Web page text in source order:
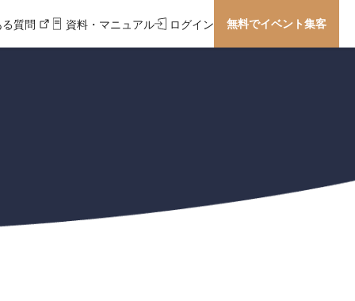
質問 資料・マニュアル ログイン 無料でイベント集客